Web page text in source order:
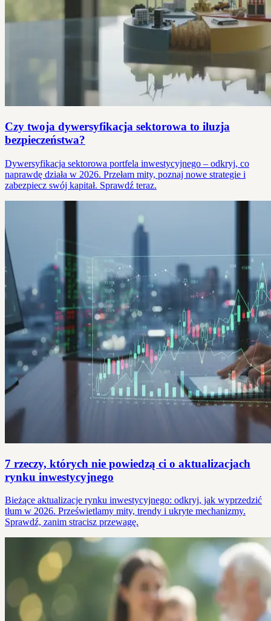
Czy twoja dywersyfikacja sektorowa to iluzja
bezpieczeństwa?
Dywersyfikacja sektorowa portfela inwestycyjnego – odkryj, co
naprawdę działa w 2026. Przełam mity, poznaj nowe strategie i
zabezpiecz swój kapitał. Sprawdź teraz.
7 rzeczy, których nie powiedzą ci o aktualizacjach
rynku inwestycyjnego
Bieżące aktualizacje rynku inwestycyjnego: odkryj, jak wyprzedzić
tłum w 2026. Prześwietlamy mity, trendy i ukryte mechanizmy.
Sprawdź, zanim stracisz przewagę.